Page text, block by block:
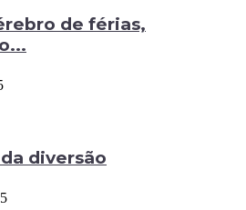
de férias,
diversão